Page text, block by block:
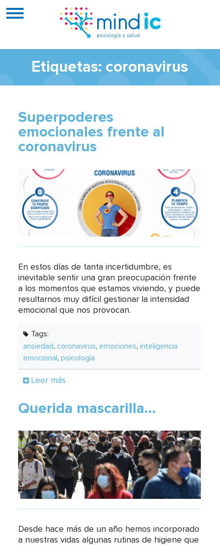
Etiquetas: coronavirus
Superpoderes
emocionales frente al
coronavirus
En estos días de tanta incertidumbre, es
inevitable sentir una gran preocupación frente
a los momentos que estamos viviendo, y puede
resultarnos muy difícil gestionar la intensidad
emocional que nos provocan.
Tags:
ansiedad,coronavirus,emociones,inteligencia
emocional,psicología
Leer más
Querida mascarilla…
Desde hace más de un año hemos incorporado
a nuestras vidas algunas rutinas de higiene que